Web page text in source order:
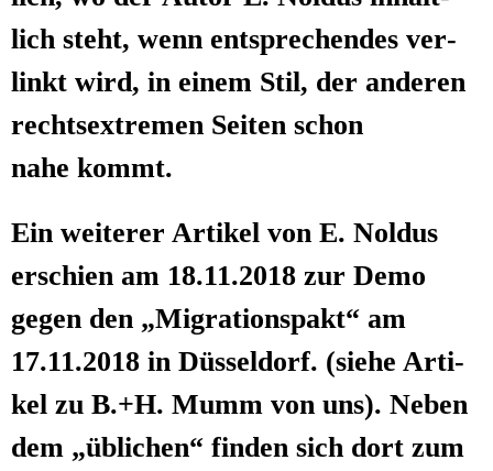
lich steht, wenn ent­spre­chen­des ver­
linkt wird, in einem Stil, der ande­ren
rechts­extre­men Sei­ten schon
nahe kommt.
Ein wei­te­rer Arti­kel von E. Nol­dus
erschien am 18.11.2018 zur Demo
gegen den „Migra­ti­ons­pakt“ am
17.11.2018 in Düs­sel­dorf. (sie­he Arti­
kel zu B.+H. Mumm von uns). Neben
dem „übli­chen“ fin­den sich dort zum